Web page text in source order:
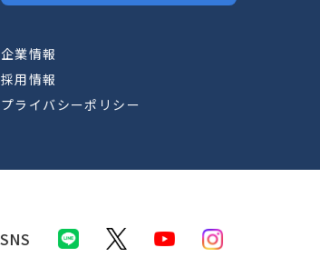
企業情報
採用情報
プライバシーポリシー